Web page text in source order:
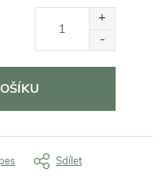
Sdílet